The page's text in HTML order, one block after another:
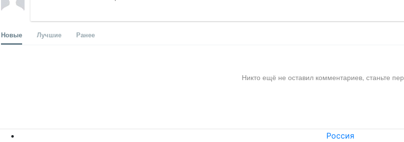
Новые Лучшие Ранее
Никто ещё не оставил комментариев, станьте
Россия